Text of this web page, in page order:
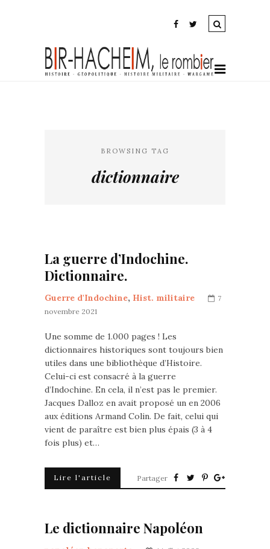
BROWSING TAG
dictionnaire
La guerre d’Indochine.
Dictionnaire.
Guerre d'Indochine, Hist. militaire
7
novembre 2021
Une somme de 1.000 pages ! Les
dictionnaires historiques sont toujours bien
utiles dans une bibliothèque d’Histoire.
Celui-ci est consacré à la guerre
d’Indochine. En cela, il n’est pas le premier.
Jacques Dalloz en avait proposé un en 2006
aux éditions Armand Colin. De fait, celui qui
vient de paraître est bien plus épais (3 à 4
fois plus) et…
Lire l'article Partager
Le dictionnaire Napoléon